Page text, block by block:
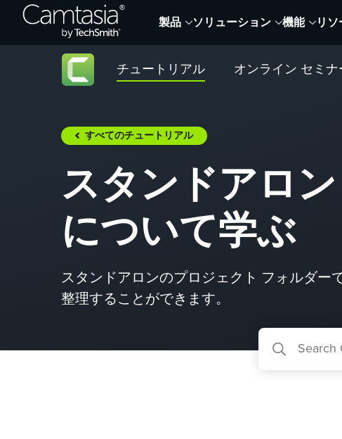
製品 ソリューション 機能 リソ
チュートリアル オンライン セミナ
すべてのチュートリアル
スタンドアロ
について学ぶ
スタンドアロンのプロジェクト フォルダー
整理することができます。